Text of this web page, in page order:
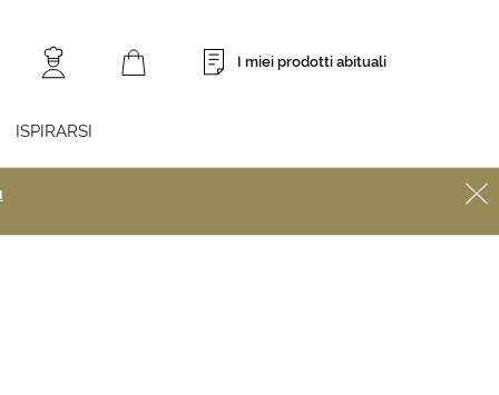
I miei prodotti abituali
ISPIRARSI